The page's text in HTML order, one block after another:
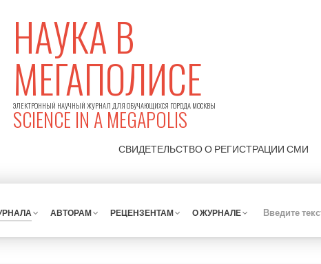
НАУКА В
МЕГАПОЛИСЕ
ЭЛЕКТРОННЫЙ НАУЧНЫЙ ЖУРНАЛ ДЛЯ ОБУЧАЮЩИХСЯ ГОРОДА МОСКВЫ
SCIENCE IN A MEGAPOLIS
СВИДЕТЕЛЬСТВО О РЕГИСТРАЦИИ СМИ
АВТОРАМ РЕЦЕНЗЕНТАМ О ЖУРНАЛЕ